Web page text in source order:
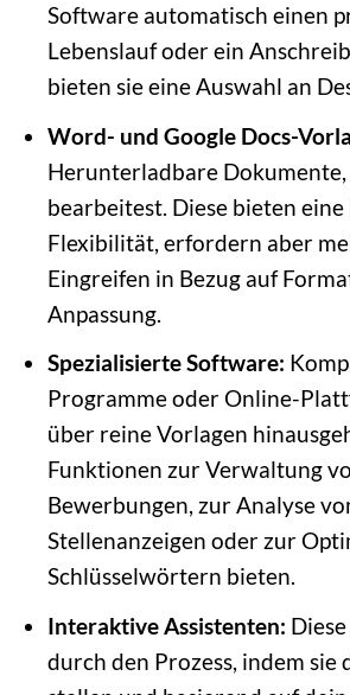
Software automatisch einen
Lebenslauf oder ein
bieten sie eine Auswahl an
Word- und Google Docs-
Herunterladbare
bearbeitest. Diese bieten eine
Flexibilität, erfordern aber
Eingreifen in Bezug auf
Anpassung.
Spezialisierte Software:
Programme oder Online-
über reine Vorlagen
Funktionen zur Verwaltung
Bewerbungen, zur Analyse
Stellenanzeigen oder zur
Schlüsselwörtern bieten.
Interaktive Assistenten:
durch den Prozess, indem sie